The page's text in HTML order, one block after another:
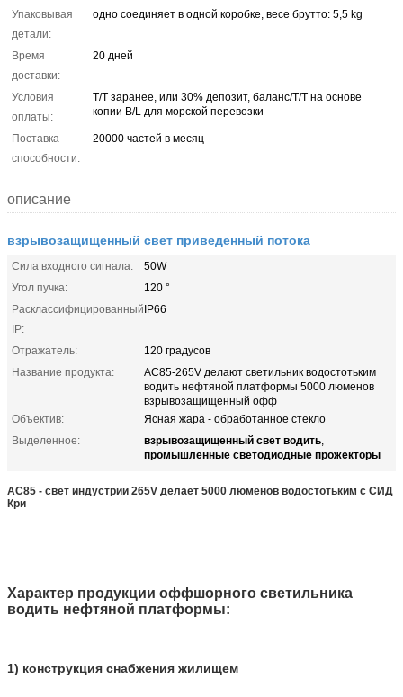
Упаковывая
детали:
одно соединяет в одной коробке, весе брутто: 5,5 kg
Время
доставки:
20 дней
Условия
оплаты:
T/T заранее, или 30% депозит, баланс/T/T на основе
копии B/L для морской перевозки
Поставка
способности:
20000 частей в месяц
описание
взрывозащищенный свет приведенный потока
Сила входного сигнала:
50W
Угол пучка:
120 °
Расклассифицированный
IP:
IP66
Отражатель:
120 градусов
Название продукта:
AC85-265V делают светильник водостотьким
водить нефтяной платформы 5000 люменов
взрывозащищенный офф
Объектив:
Ясная жара - обработанное стекло
Выделенное:
взрывозащищенный свет водить,
промышленные светодиодные прожекторы
AC85 - свет индустрии 265V делает 5000 люменов водостотьким с СИД
Кри
Характер продукции оффшорного светильника
водить нефтяной платформы:
1) конструкция снабжения жилищем